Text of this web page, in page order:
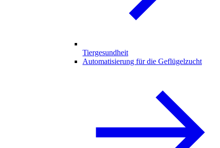
Tiergesundheit
Automatisierung für die Geflügelzucht